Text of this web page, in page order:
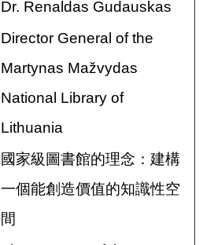
Dr. Renaldas Gudauskas
Director General of the
Martynas Mažvydas
National Library of
Lithuania
國家級圖書館的理念：建構
一個能創造價值的知識性空
間